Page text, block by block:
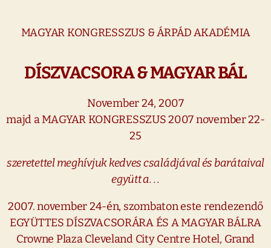
MAGYAR KONGRESSZUS & ÁRPÁDAKADÉMIA
DÍSZVACSORA & MAGYAR BÁL
November 24, 2007
majd a MAGYAR KONGRESSZUS 2007 november 22-
25
szeretettel meghívjuk kedves családjával és barátaival
együtt a. . .
2007. november 24-én, szombaton este rendezendő
EGYÜTTES DÍSZVACSORÁRA ÉS A MAGYAR BÁLRA
Crowne Plaza Cleveland City Centre Hotel, Grand